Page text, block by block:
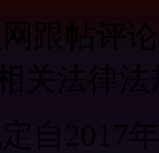
跟帖评
关法律
自2017